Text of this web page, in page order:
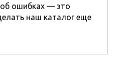
ошибках — это
наш каталог еще